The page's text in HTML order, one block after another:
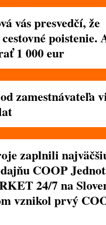
vás presvedčí, že
poistenie.
1 000 eur
zamestnávateľa
zaplnili
COOP
24/7 na
vznikol prvý